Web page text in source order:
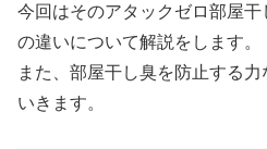
今回はそのアタックゼロ部屋
の違いについて解説をします。
また、部屋干し臭を防止する
いきます。